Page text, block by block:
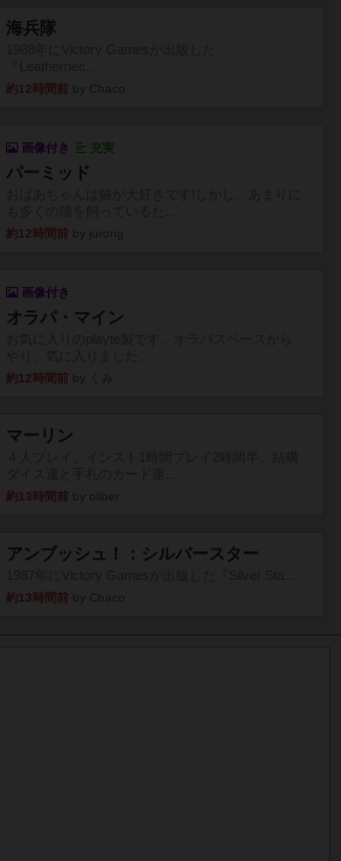
海兵隊
約12時間前
画像付き 充実
パーミッド
約12時間前
画像付き
オラパ・マイン
約12時間前
マーリン
約13時間前
アンブッシュ！：シルバースター
約13時間前